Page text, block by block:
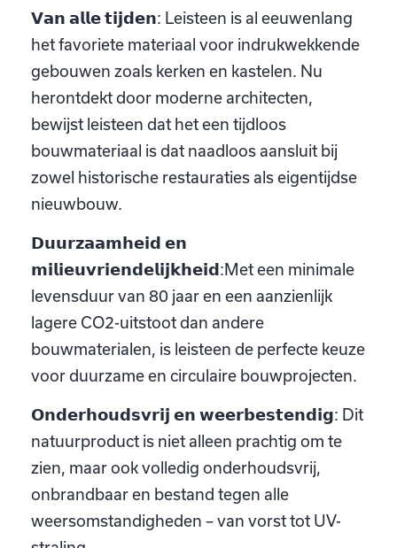
𝗩𝗮𝗻 𝗮𝗹𝗹𝗲 𝘁𝗶𝗷𝗱𝗲𝗻: Leisteen is al eeuwenlang
het favoriete materiaal voor indrukwekkende
gebouwen zoals kerken en kastelen. Nu
herontdekt door moderne architecten,
bewijst leisteen dat het een tijdloos
bouwmateriaal is dat naadloos aansluit bij
zowel historische restauraties als eigentijdse
nieuwbouw.
𝗗𝘂𝘂𝗿𝘇𝗮𝗮𝗺𝗵𝗲𝗶𝗱 𝗲𝗻
𝗺𝗶𝗹𝗶𝗲𝘂𝘃𝗿𝗶𝗲𝗻𝗱𝗲𝗹𝗶𝗷𝗸𝗵𝗲𝗶𝗱:Met een minimale
levensduur van 80 jaar en een aanzienlijk
lagere CO2-uitstoot dan andere
bouwmaterialen, is leisteen de perfecte keuze
voor duurzame en circulaire bouwprojecten.
𝗢𝗻𝗱𝗲𝗿𝗵𝗼𝘂𝗱𝘀𝘃𝗿𝗶𝗷 𝗲𝗻 𝘄𝗲𝗲𝗿𝗯𝗲𝘀𝘁𝗲𝗻𝗱𝗶𝗴: Dit
natuurproduct is niet alleen prachtig om te
zien, maar ook volledig onderhoudsvrij,
onbrandbaar en bestand tegen alle
weersomstandigheden – van vorst tot UV-